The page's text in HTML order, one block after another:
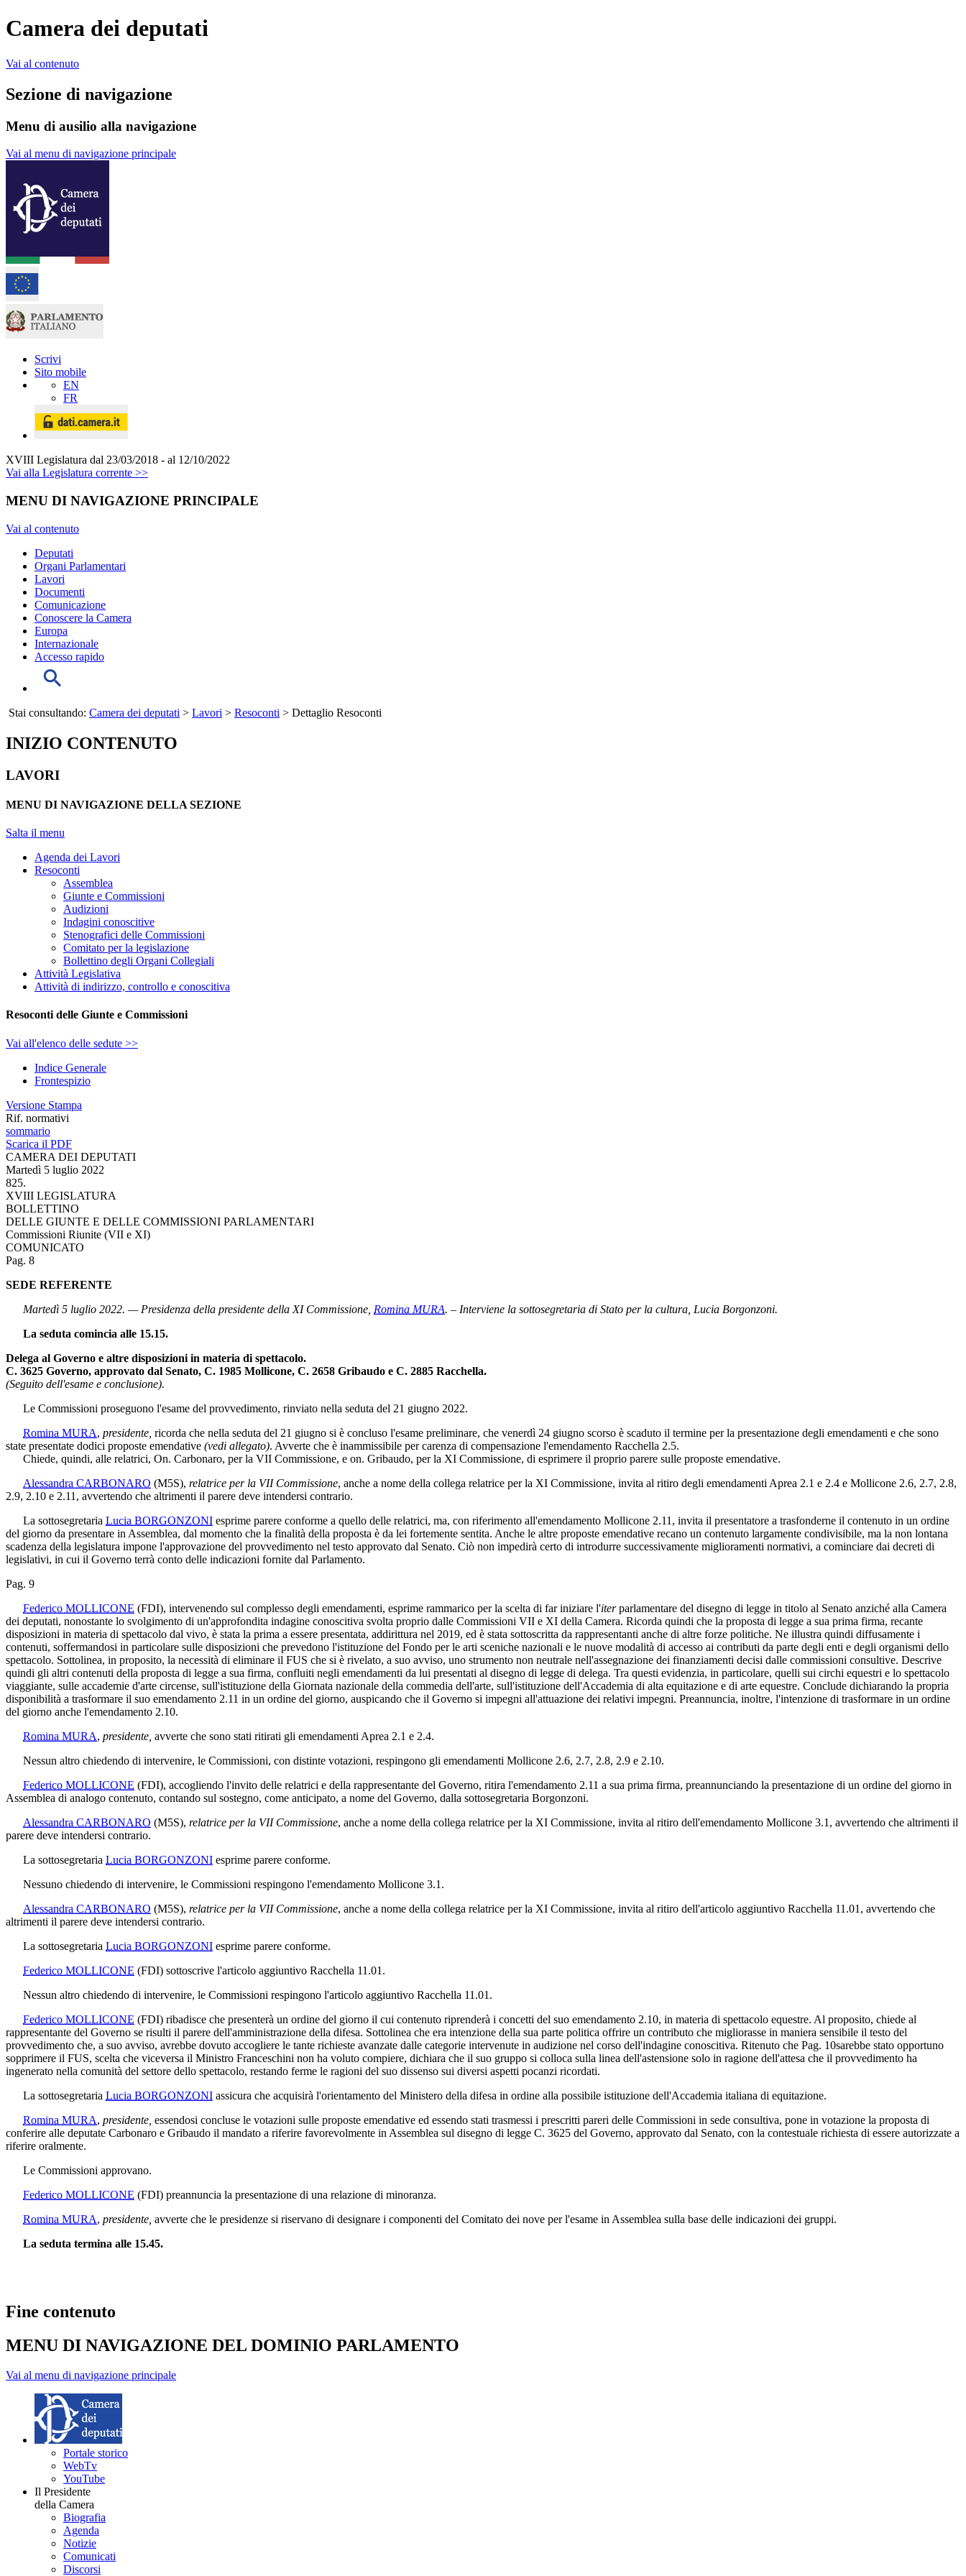
Camera dei deputati
Vai al contenuto
Sezione di navigazione
Menu di ausilio alla navigazione
Vai al menu di navigazione principale
Scrivi
Sito mobile
EN
FR
XVIII Legislatura dal 23/03/2018 - al 12/10/2022
Vai alla Legislatura corrente >>
MENU DI NAVIGAZIONE PRINCIPALE
Vai al contenuto
Deputati
Organi Parlamentari
Lavori
Documenti
Comunicazione
Conoscere la Camera
Europa
Internazionale
Accesso rapido
Stai consultando: Camera dei deputati > Lavori > Resoconti > Dettaglio Resoconti
INIZIO CONTENUTO
LAVORI
MENU DI NAVIGAZIONE DELLA SEZIONE
Salta il menu
Agenda dei Lavori
Resoconti
Assemblea
Giunte e Commissioni
Audizioni
Indagini conoscitive
Stenografici delle Commissioni
Comitato per la legislazione
Bollettino degli Organi Collegiali
Attività Legislativa
Attività di indirizzo, controllo e conoscitiva
Resoconti delle Giunte e Commissioni
Vai all'elenco delle sedute >>
Indice Generale
Frontespizio
Versione Stampa
Rif. normativi
sommario
Scarica il PDF
CAMERA DEI DEPUTATI
Martedì 5 luglio 2022
825.
XVIII LEGISLATURA
BOLLETTINO
DELLE GIUNTE E DELLE COMMISSIONI PARLAMENTARI
Commissioni Riunite (VII e XI)
COMUNICATO
Pag. 8
SEDE REFERENTE
Martedì 5 luglio 2022. — Presidenza della presidente della XI Commissione, Romina MURA. – Interviene la sottosegretaria di Stato per la cultura, Lucia Borgonzoni.
La seduta comincia alle 15.15.
Delega al Governo e altre disposizioni in materia di spettacolo.
C. 3625 Governo, approvato dal Senato, C. 1985 Mollicone, C. 2658 Gribaudo e C. 2885 Racchella.
(Seguito dell'esame e conclusione).
Le Commissioni proseguono l'esame del provvedimento, rinviato nella seduta del 21 giugno 2022.
Romina MURA, presidente, ricorda che nella seduta del 21 giugno si è concluso l'esame preliminare, che venerdì 24 giugno scorso è scaduto il termine per la presentazione degli emendamenti e che sono
state presentate dodici proposte emendative (vedi allegato). Avverte che è inammissibile per carenza di compensazione l'emendamento Racchella 2.5.
Chiede, quindi, alle relatrici, On. Carbonaro, per la VII Commissione, e on. Gribaudo, per la XI Commissione, di esprimere il proprio parere sulle proposte emendative.
Alessandra CARBONARO (M5S), relatrice per la VII Commissione, anche a nome della collega relatrice per la XI Commissione, invita al ritiro degli emendamenti Aprea 2.1 e 2.4 e Mollicone 2.6, 2.7, 2.8,
2.9, 2.10 e 2.11, avvertendo che altrimenti il parere deve intendersi contrario.
La sottosegretaria Lucia BORGONZONI esprime parere conforme a quello delle relatrici, ma, con riferimento all'emendamento Mollicone 2.11, invita il presentatore a trasfonderne il contenuto in un ordine
del giorno da presentare in Assemblea, dal momento che la finalità della proposta è da lei fortemente sentita. Anche le altre proposte emendative recano un contenuto largamente condivisibile, ma la non lontana
scadenza della legislatura impone l'approvazione del provvedimento nel testo approvato dal Senato. Ciò non impedirà certo di introdurre successivamente miglioramenti normativi, a cominciare dai decreti di
legislativi, in cui il Governo terrà conto delle indicazioni fornite dal Parlamento.
Pag. 9
Federico MOLLICONE (FDI), intervenendo sul complesso degli emendamenti, esprime rammarico per la scelta di far iniziare l'iterparlamentare del disegno di legge in titolo al Senato anziché alla Camera
dei deputati, nonostante lo svolgimento di un'approfondita indagine conoscitiva svolta proprio dalle Commissioni VII e XI della Camera. Ricorda quindi che la proposta di legge a sua prima firma, recante
disposizioni in materia di spettacolo dal vivo, è stata la prima a essere presentata, addirittura nel 2019, ed è stata sottoscritta da rappresentanti anche di altre forze politiche. Ne illustra quindi diffusamente i
contenuti, soffermandosi in particolare sulle disposizioni che prevedono l'istituzione del Fondo per le arti sceniche nazionali e le nuove modalità di accesso ai contributi da parte degli enti e degli organismi dello
spettacolo. Sottolinea, in proposito, la necessità di eliminare il FUS che si è rivelato, a suo avviso, uno strumento non neutrale nell'assegnazione dei finanziamenti decisi dalle commissioni consultive. Descrive
quindi gli altri contenuti della proposta di legge a sua firma, confluiti negli emendamenti da lui presentati al disegno di legge di delega. Tra questi evidenzia, in particolare, quelli sui circhi equestri e lo spettacolo
viaggiante, sulle accademie d'arte circense, sull'istituzione della Giornata nazionale della commedia dell'arte, sull'istituzione dell'Accademia di alta equitazione e di arte equestre. Conclude dichiarando la propria
disponibilità a trasformare il suo emendamento 2.11 in un ordine del giorno, auspicando che il Governo si impegni all'attuazione dei relativi impegni. Preannuncia, inoltre, l'intenzione di trasformare in un ordine
del giorno anche l'emendamento 2.10.
Romina MURA, presidente, avverte che sono stati ritirati gli emendamenti Aprea 2.1 e 2.4.
Nessun altro chiedendo di intervenire, le Commissioni, con distinte votazioni, respingono gli emendamenti Mollicone 2.6, 2.7, 2.8, 2.9 e 2.10.
Federico MOLLICONE (FDI), accogliendo l'invito delle relatrici e della rappresentante del Governo, ritira l'emendamento 2.11 a sua prima firma, preannunciando la presentazione di un ordine del giorno in
Assemblea di analogo contenuto, contando sul sostegno, come anticipato, a nome del Governo, dalla sottosegretaria Borgonzoni.
Alessandra CARBONARO (M5S), relatrice per la VII Commissione, anche a nome della collega relatrice per la XI Commissione, invita al ritiro dell'emendamento Mollicone 3.1, avvertendo che altrimenti il
parere deve intendersi contrario.
La sottosegretaria Lucia BORGONZONI esprime parere conforme.
Nessuno chiedendo di intervenire, le Commissioni respingono l'emendamento Mollicone 3.1.
Alessandra CARBONARO (M5S), relatrice per la VII Commissione, anche a nome della collega relatrice per la XI Commissione, invita al ritiro dell'articolo aggiuntivo Racchella 11.01, avvertendo che
altrimenti il parere deve intendersi contrario.
La sottosegretaria Lucia BORGONZONI esprime parere conforme.
Federico MOLLICONE (FDI) sottoscrive l'articolo aggiuntivo Racchella 11.01.
Nessun altro chiedendo di intervenire, le Commissioni respingono l'articolo aggiuntivo Racchella 11.01.
Federico MOLLICONE (FDI) ribadisce che presenterà un ordine del giorno il cui contenuto riprenderà i concetti del suo emendamento 2.10, in materia di spettacolo equestre. Al proposito, chiede al
rappresentante del Governo se risulti il parere dell'amministrazione della difesa. Sottolinea che era intenzione della sua parte politica offrire un contributo che migliorasse in maniera sensibile il testo del
provvedimento che, a suo avviso, avrebbe dovuto accogliere le tante richieste avanzate dalle categorie intervenute in audizione nel corso dell'indagine conoscitiva. Ritenuto che Pag. 10sarebbe stato opportuno
sopprimere il FUS, scelta che viceversa il Ministro Franceschini non ha voluto compiere, dichiara che il suo gruppo si colloca sulla linea dell'astensione solo in ragione dell'attesa che il provvedimento ha
ingenerato nella comunità del settore dello spettacolo, restando ferme le ragioni del suo dissenso sui diversi aspetti pocanzi ricordati.
La sottosegretaria Lucia BORGONZONI assicura che acquisirà l'orientamento del Ministero della difesa in ordine alla possibile istituzione dell'Accademia italiana di equitazione.
Romina MURA, presidente, essendosi concluse le votazioni sulle proposte emendative ed essendo stati trasmessi i prescritti pareri delle Commissioni in sede consultiva, pone in votazione la proposta di
conferire alle deputate Carbonaro e Gribaudo il mandato a riferire favorevolmente in Assemblea sul disegno di legge C. 3625 del Governo, approvato dal Senato, con la contestuale richiesta di essere autorizzate a
riferire oralmente.
Le Commissioni approvano.
Federico MOLLICONE (FDI) preannuncia la presentazione di una relazione di minoranza.
Romina MURA, presidente, avverte che le presidenze si riservano di designare i componenti del Comitato dei nove per l'esame in Assemblea sulla base delle indicazioni dei gruppi.
La seduta termina alle 15.45.
Fine contenuto
MENU DI NAVIGAZIONE DEL DOMINIO PARLAMENTO
Vai al menu di navigazione principale
Portale storico
WebTv
YouTube
Il Presidente
della Camera
Biografia
Agenda
Notizie
Comunicati
Discorsi